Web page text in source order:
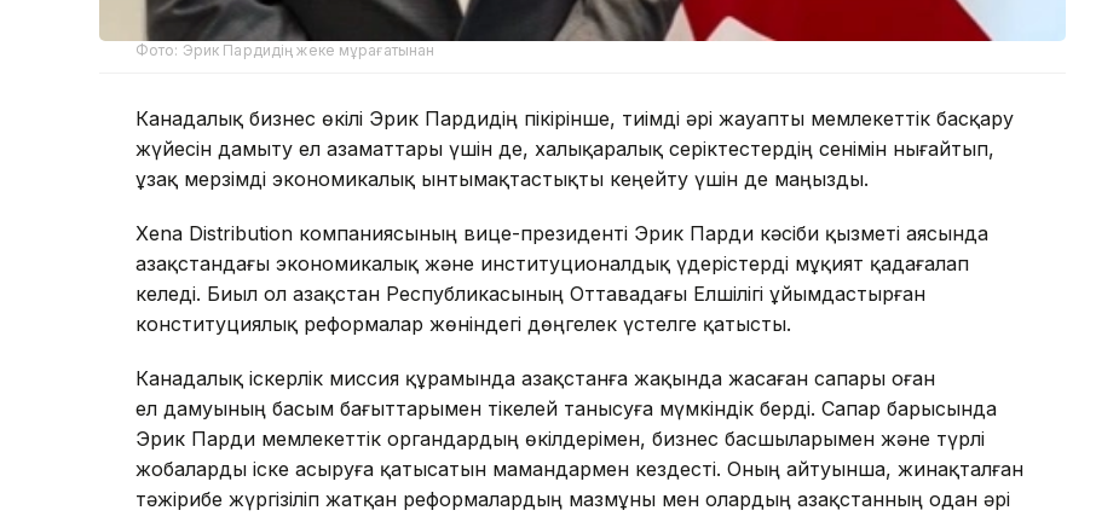
Фото: Эрик Пардидің жеке мұрағатынан
Канадалық бизнес өкілі Эрик Пардидің пікірінше, тиімді әрі жауапты мемлекеттік басқару
жүйесін дамыту ел азаматтары үшін де, халықаралық серіктестердің сенімін нығайтып,
ұзақ мерзімді экономикалық ынтымақтастықты кеңейту үшін де маңызды.
Xena Distribution компаниясының вице-президенті Эрик Парди кәсіби қызметі аясында
Қазақстандағы экономикалық және институционалдық үдерістерді мұқият қадағалап
келеді. Биыл ол Қазақстан Республикасының Оттавадағы Елшілігі ұйымдастырған
конституциялық реформалар жөніндегі дөңгелек үстелге қатысты.
Канадалық іскерлік миссия құрамында Қазақстанға жақында жасаған сапары оған
ел дамуының басым бағыттарымен тікелей танысуға мүмкіндік берді. Сапар барысында
Эрик Парди мемлекеттік органдардың өкілдерімен, бизнес басшыларымен және түрлі
жобаларды іске асыруға қатысатын мамандармен кездесті. Оның айтуынша, жинақталған
тәжірибе жүргізіліп жатқан реформалардың мазмұны мен олардың Қазақстанның одан әрі